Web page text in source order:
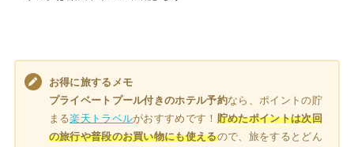
お得に旅するメモ
プライベートプール付きのホテル予約なら、ポイントの貯
まる楽天トラベルがおすすめです！ 貯めたポイントは次回
の旅行や普段のお買い物にも使えるので、旅をするとどん